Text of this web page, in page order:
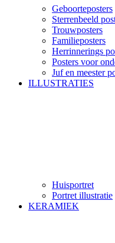
Geboorteposters
Sterrenbeeld
Trouwposters
Familieposters
Herrinnerings
Posters voor
Juf en meester
ILLUSTRATIES
Huisportret
Portret illustratie
KERAMIEK